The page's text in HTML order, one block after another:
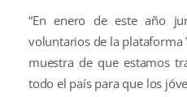
“En enero de este año
voluntarios de la plataforma
muestra de que estamos
todo el país para que los